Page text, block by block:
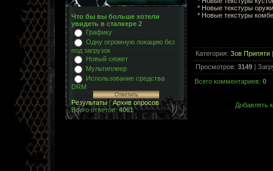
Что бы вы больше хотели
увидеть в сталкере 2
Графику
Одну огромную локацию без
под загрузок
Новый сюжет
Мультиплеер
Использование средства
DRM
Результаты|Архив опросов
Всего ответов:4061
* Новые текстуры
* Новые текстуры
Категория: Зов Припяти
Просмотров: 3149 |
Всего комментариев: 0
Добавлять